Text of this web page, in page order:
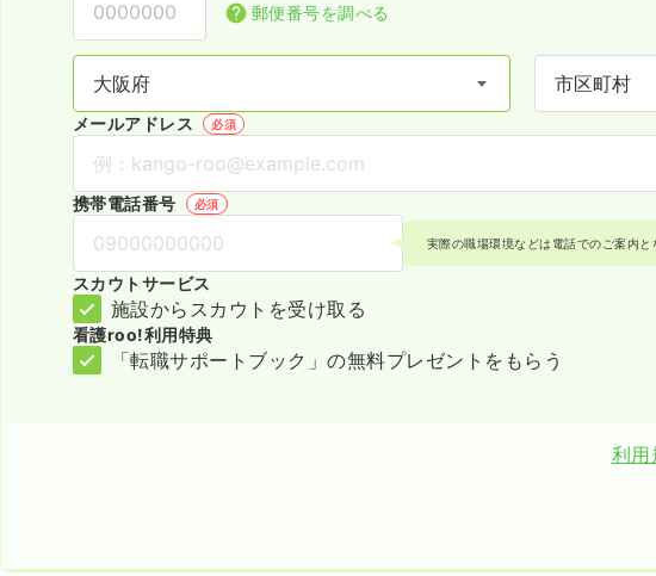
郵便番号を調べる
メールアドレス 必須
携帯電話番号 必須
実際の職場環境などは電話でのご案内と
スカウトサービス
施設からスカウトを受け取る
看護roo!利用特典
「転職サポートブック」の無料プレゼントをもらう
利用